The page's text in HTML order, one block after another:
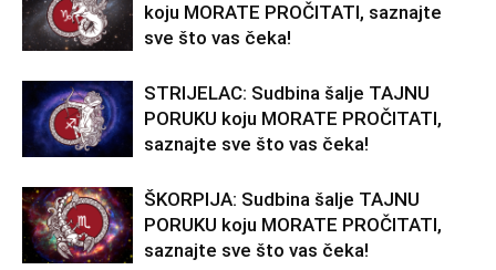
koju MORATE PROČITATI, saznajte
sve što vas čeka!
STRIJELAC: Sudbina šalje TAJNU
PORUKU koju MORATE PROČITATI,
saznajte sve što vas čeka!
ŠKORPIJA: Sudbina šalje TAJNU
PORUKU koju MORATE PROČITATI,
saznajte sve što vas čeka!